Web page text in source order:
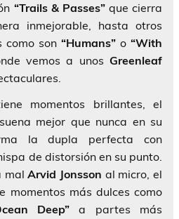
“Trails & Passes”que cierra
inmejorable, hasta otros
como son “Humans” o “With
vemos a unosGreenleaf
momentos brillantes, el
suena mejor que nunca en su
la dupla perfecta con
de distorsión en su punto.
malArvid Jonsson al micro, el
momentos más dulces como
Deep” a partes más